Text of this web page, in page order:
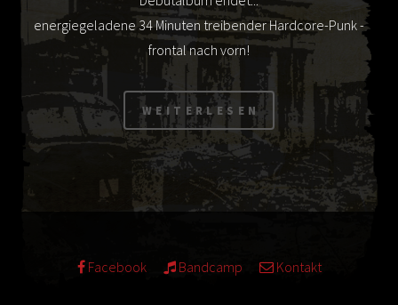
energiegeladene 34 Minuten treibender Hardcore-Punk -
frontal nach vorn!
Facebook Bandcamp Kontakt